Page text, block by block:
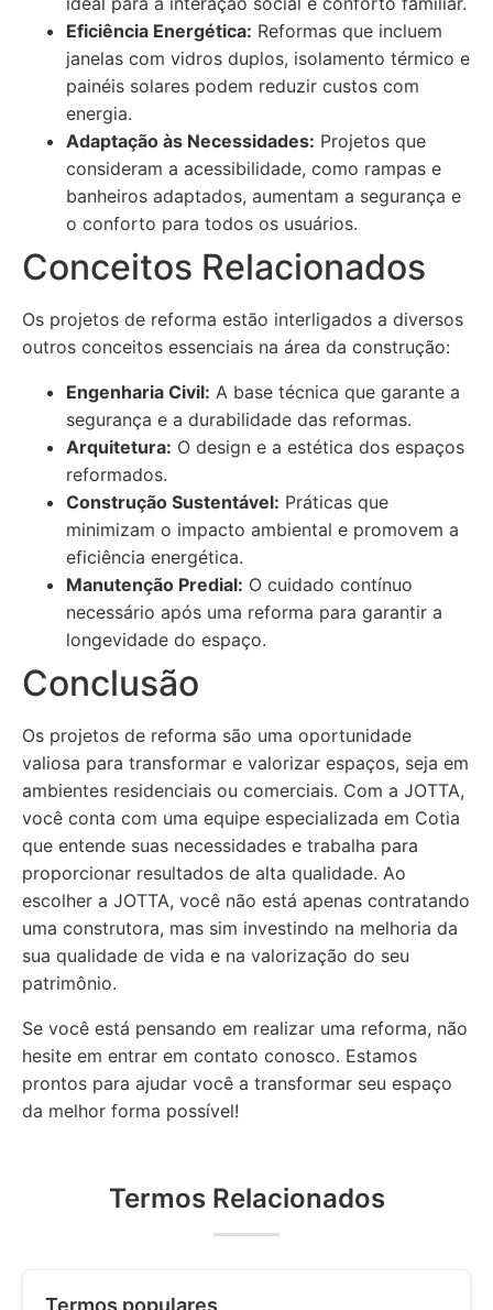
Eficiência Energética: Reformas que incluem
janelas com vidros duplos, isolamento térmico e
painéis solares podem reduzir custos com
energia.
Adaptação às Necessidades: Projetos que
consideram a acessibilidade, como rampas e
banheiros adaptados, aumentam a segurança e
o conforto para todos os usuários.
Conceitos Relacionados
Os projetos de reforma estão interligados a diversos
outros conceitos essenciais na área da construção:
Engenharia Civil: A base técnica que garante a
segurança e a durabilidade das reformas.
Arquitetura: O design e a estética dos espaços
reformados.
Construção Sustentável: Práticas que
minimizam o impacto ambiental e promovem a
eficiência energética.
Manutenção Predial: O cuidado contínuo
necessário após uma reforma para garantir a
longevidade do espaço.
Conclusão
Os projetos de reforma são uma oportunidade
valiosa para transformar e valorizar espaços, seja em
ambientes residenciais ou comerciais. Com a JOTTA,
você conta com uma equipe especializada em Cotia
que entende suas necessidades e trabalha para
proporcionar resultados de alta qualidade. Ao
escolher a JOTTA, você não está apenas contratando
uma construtora, mas sim investindo na melhoria da
sua qualidade de vida e na valorização do seu
patrimônio.
Se você está pensando em realizar uma reforma, não
hesite em entrar em contato conosco. Estamos
prontos para ajudar você a transformar seu espaço
da melhor forma possível!
Termos Relacionados
Termos populares